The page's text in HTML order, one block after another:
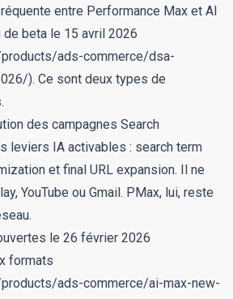
entre Performance Max et AI
de beta le 15 avril 2026
ads-commerce/dsa-
). Ce sont deux types de
des campagnes Search
leviers IA activables : search term
et final URL expansion. Il ne
YouTube ou Gmail. PMax, lui, reste
le 26 février 2026
formats
ads-commerce/ai-max-new-